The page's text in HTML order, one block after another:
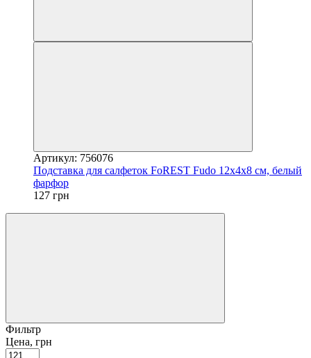
Артикул: 756076
Подставка для салфеток FoREST Fudo 12х4х8 см, белый
фарфор
127 грн
Фильтр
Цена, грн